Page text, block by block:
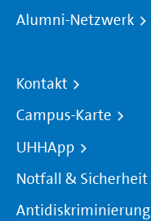
Alumni-Netzwerk
Kontakt
Campus-Karte
UHHApp
Notfall & Sicherheit
Antidiskriminierung